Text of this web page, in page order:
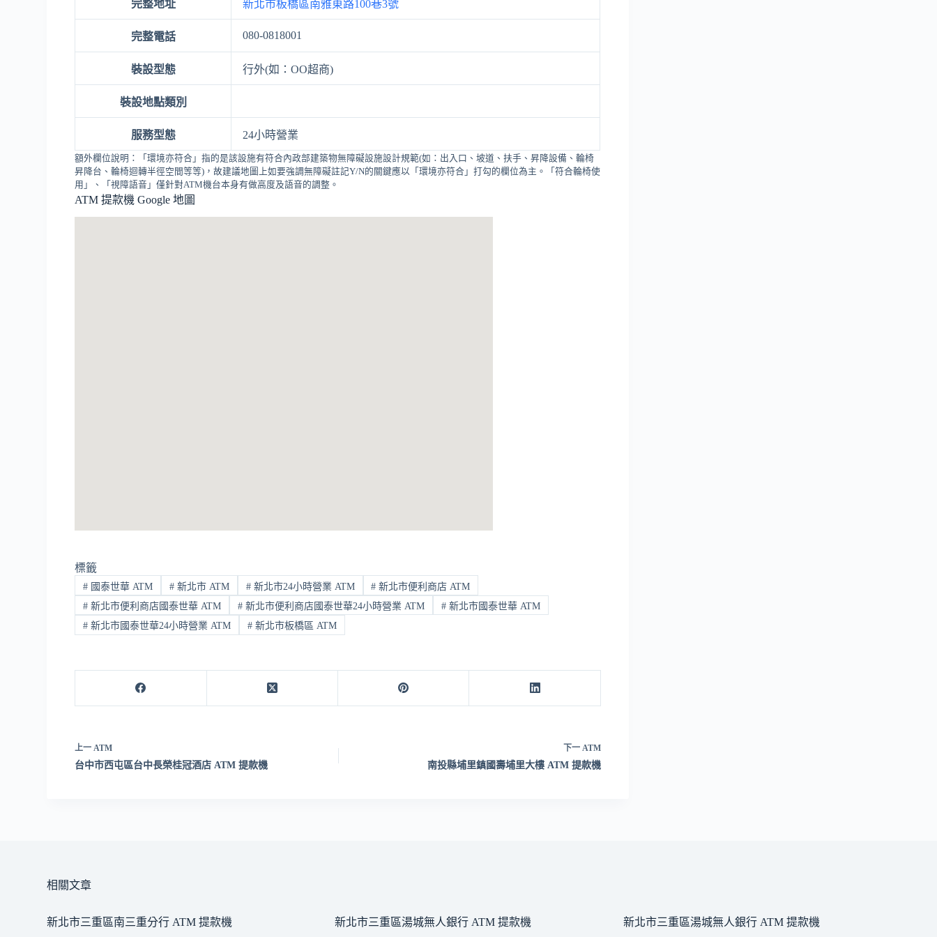
完整地址 新北市板橋區南雅東路100巷3號
完整電話 080-0818001
裝設型態 行外(如：OO超商)
裝設地點類別
服務型態 24小時營業
額外欄位說明：「環境亦符合」指的是該設施有符合內政部建築物無障礙設施設計規範(如：出入口、坡道、扶手、昇降設備、輪椅
昇降台、輪椅迴轉半徑空間等等)，故建議地圖上如要強調無障礙註記Y/N的關鍵應以「環境亦符合」打勾的欄位為主。「符合輪椅使
用」、「視障語音」僅針對ATM機台本身有做高度及語音的調整。
ATM 提款機 Google 地圖
標籤
# 國泰世華 ATM #新北市 ATM #新北市24小時營業 ATM # 新北市便利商店 ATM
# 新北市便利商店國泰世華 ATM #新北市便利商店國泰世華24小時營業 ATM #新北市國泰世華 ATM
# 新北市國泰世華24小時營業 ATM #新北市板橋區 ATM
上一 ATM
台中市西屯區台中長榮桂冠酒店 ATM 提款機
下一 ATM
南投縣埔里鎮國壽埔里大樓 ATM 提款機
相關文章
新北市三重區南三重分行 ATM 提款機
新北市三重區湯城無人銀行 ATM 提款機
新北市三重區湯城無人銀行 ATM 提款機